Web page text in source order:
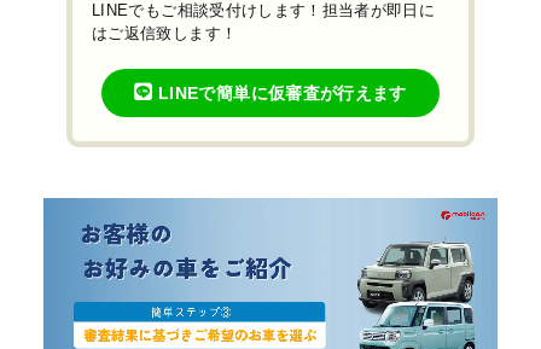
LINEでもご相談受付けします！担当者が即日に
はご返信致します！
LINEで簡単に仮審査が行えます